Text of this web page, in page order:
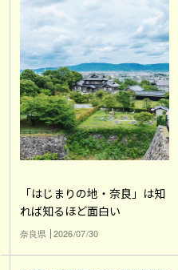
「はじまりの地・奈良」は知
れば知るほど面白い
奈良県 2026/07/30